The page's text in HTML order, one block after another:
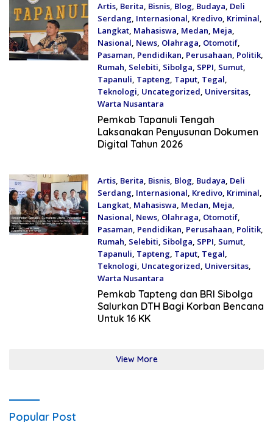
Artis, Berita, Bisnis, Blog, Budaya, Deli
Serdang, Internasional, Kredivo, Kriminal,
Langkat, Mahasiswa, Medan, Meja,
Nasional, News, Olahraga, Otomotif,
Pasaman, Pendidikan, Perusahaan, Politik,
Rumah, Selebiti, Sibolga, SPPI, Sumut,
Tapanuli, Tapteng, Taput, Tegal,
Teknologi, Uncategorized, Universitas,
Warta Nusantara
July 17, 2026
Pemkab Tapanuli Tengah
Laksanakan Penyusunan Dokumen
Digital Tahun 2026
Artis, Berita, Bisnis, Blog, Budaya, Deli
Serdang, Internasional, Kredivo, Kriminal,
Langkat, Mahasiswa, Medan, Meja,
Nasional, News, Olahraga, Otomotif,
Pasaman, Pendidikan, Perusahaan, Politik,
Rumah, Selebiti, Sibolga, SPPI, Sumut,
Tapanuli, Tapteng, Taput, Tegal,
Teknologi, Uncategorized, Universitas,
Warta Nusantara
July 17, 2026
Pemkab Tapteng dan BRI Sibolga
Salurkan DTH Bagi Korban Bencana
Untuk 16 KK
View More
Popular Post